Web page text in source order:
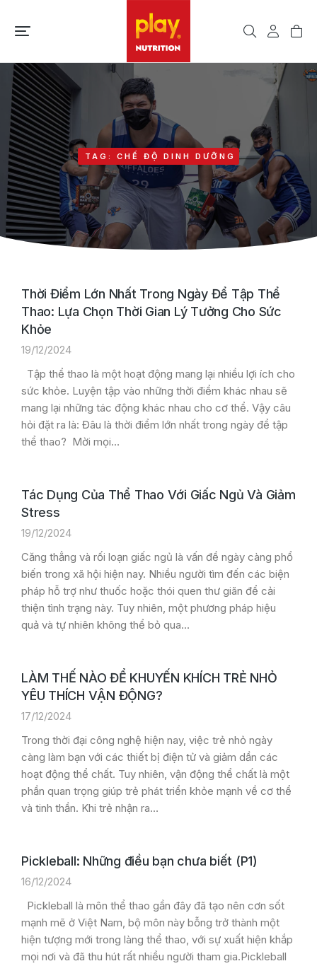
TAG: CHẾ ĐỘ DINH DƯỠNG
Thời Điểm Lớn Nhất Trong Ngày Để Tập Thể
Thao: Lựa Chọn Thời Gian Lý Tưởng Cho Sức
Khỏe
19/12/2024
Tập thể thao là một hoạt động mang lại nhiều lợi ích cho
sức khỏe. Luyện tập vào những thời điểm khác nhau sẽ
mang lại những tác động khác nhau cho cơ thể. Vậy câu
hỏi đặt ra là: Đâu là thời điểm lớn nhất trong ngày để tập
thể thao? Mời mọi…
Tác Dụng Của Thể Thao Với Giấc Ngủ Và Giảm
Stress
19/12/2024
Căng thẳng và rối loạn giấc ngủ là vấn đề ngày càng phổ
biến trong xã hội hiện nay. Nhiều người tìm đến các biện
pháp hỗ trợ như thuốc hoặc thói quen thư giãn để cải
thiện tình trạng này. Tuy nhiên, một phương pháp hiệu
quả và tự nhiên không thể bỏ qua…
LÀM THẾ NÀO ĐỂ KHUYẾN KHÍCH TRẺ NHỎ
YÊU THÍCH VẬN ĐỘNG?
17/12/2024
Trong thời đại công nghệ hiện nay, việc trẻ nhỏ ngày
càng làm bạn với các thiết bị điện tử và giảm dần các
hoạt động thể chất. Tuy nhiên, vận động thể chất là một
phần quan trọng giúp trẻ phát triển khỏe mạnh về cơ thể
và tinh thần. Khi trẻ nhận ra…
Pickleball: Những điều bạn chưa biết (P1)
16/12/2024
Pickleball là môn thể thao gần đây đã tạo nên cơn sốt
mạnh mẽ ở Việt Nam, bộ môn này bỗng trở thành một
hiện tượng mới trong làng thể thao, với sự xuất hiện khắp
mọi nơi và đã thu hút rất nhiều người tham gia.Pickleball